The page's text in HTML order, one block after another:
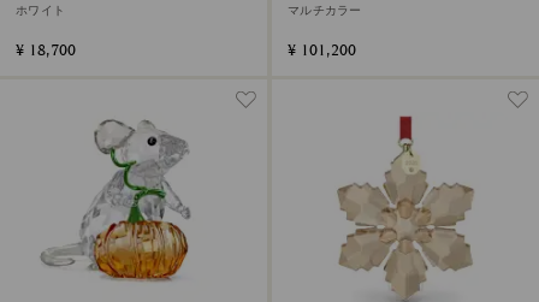
ーナメント
ホワイト
¥ 18,700
マルチカラー
¥ 101,200